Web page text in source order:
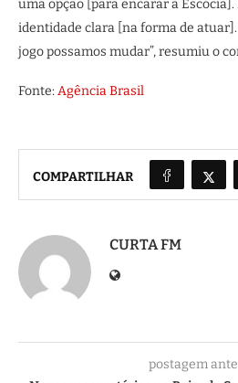
uma opção [para encarar a
identidade clara [na forma de
jogo possamos mudar”, resumiu o
Fonte: Agência Brasil
COMPARTILHAR
CURTA FM
postagem